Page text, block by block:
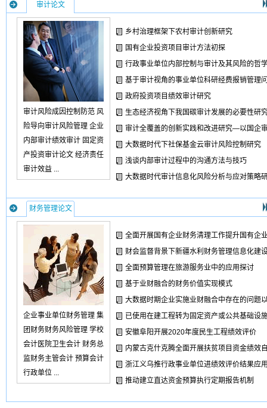
审计论文
审计风险成因控制防范 风
险导向审计风险管理 企业
内部审计绩效审计 固定资
产投资审计论文 经济责任
审计效益 ...
乡村治理框架下农村审计创新研究
国有企业投资项目审计方法初探
行政事业单位内部控制与审计及其风险的哲
基于审计视角的事业单位科研经费报销管理
政府投资项目绩效审计研究
生态经济视角下我国碳审计发展的必要性研
审计全覆盖的创新实践和改进研究—以国企
大数据时代下社保基金云审计风险控制研究
浅谈内部审计过程中的沟通方法与技巧
大数据时代审计信息化风险分析与应对策略
财务管理论文
企业事业单位财务管理 集
团财务财务风险管理 学校
会计医院卫生会计 财务总
监财务主管会计 预算会计
行政单位 ...
全面开展国有企业财务清理工作提升国有企
财会监督背景下新疆水利财务管理信息化建
全面预算管理在旅游服务业中的应用探讨
基于业财融合的财务价值实现模式
大数据时期企业实施业财融合中存在的问题
已使用在建工程转为固定资产或公共基础设
安徽阜阳开展2020年度民生工程绩效评价
内蒙古克什克腾全面开展扶贫项目资金绩效
浙江义乌推行政事业单位进绩效评价结果应
推动建立直达资金预算执行定期报告机制